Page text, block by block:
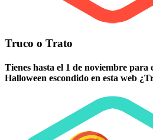
Truco o Trato
Tienes hasta el 1 de noviembre
Halloween escondido en esta web